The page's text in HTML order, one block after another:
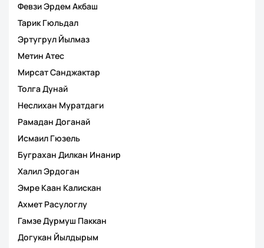
Февзи Эрдем Акбаш
Тарик Гюльдал
Эртугрул Йылмаз
Метин Атес
Мирсат Санджактар
Толга Дунай
Неслихан Муратдаги
Рамадан Доганай
Исмаил Гюзель
Буграхан Дилкан Инанир
Халил Эрдоган
Эмре Каан Калискан
Ахмет Расулоглу
Гамзе Дурмуш Паккан
Догукан Йылдырым